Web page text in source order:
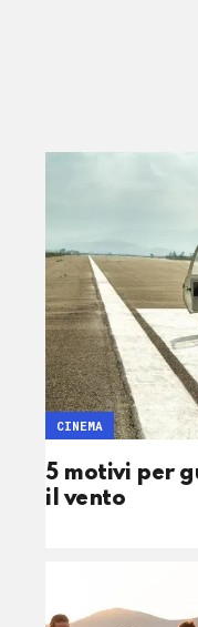
5 motivi per
il vento
CINEMA